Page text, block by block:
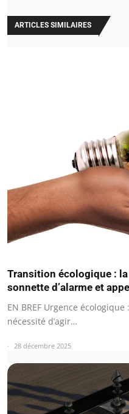
ARTICLES SIMILAIRES
Transition écologique :
sonnette d’alarme et
EN BREF Urgence
nécessité d’agir…
28 décembre 2025